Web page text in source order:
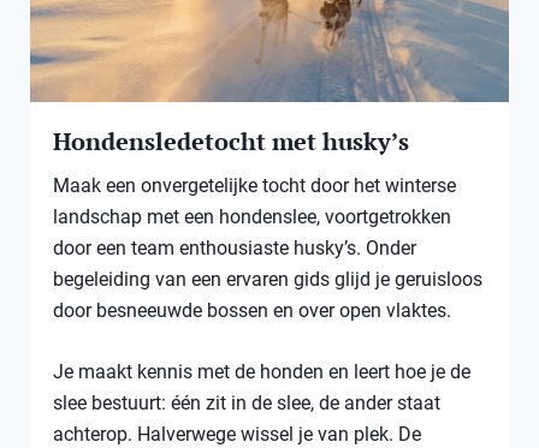
Hondensledetocht met husky’s
Maak een onvergetelijke tocht door het winterse
landschap met een hondenslee, voortgetrokken
door een team enthousiaste husky’s. Onder
begeleiding van een ervaren gids glijd je geruisloos
door besneeuwde bossen en over open vlaktes.
Je maakt kennis met de honden en leert hoe je de
slee bestuurt: één zit in de slee, de ander staat
achterop. Halverwege wissel je van plek. De